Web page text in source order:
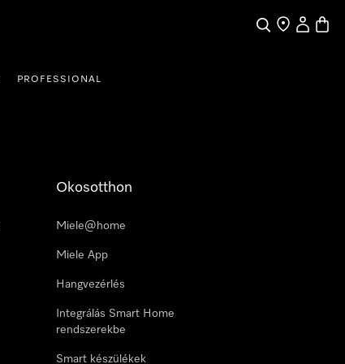
KeresesÜzletkereső
Saját profil
PROFESSIONAL
Okosotthon
Miele@home
Miele App
Hangvezérlés
Integrálás Smart Home
rendszerekbe
Smart készülékek